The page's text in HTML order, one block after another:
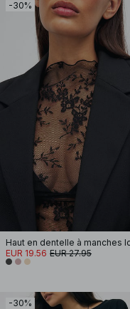
-30%
EUR 19.56 EUR 27.95
-30%